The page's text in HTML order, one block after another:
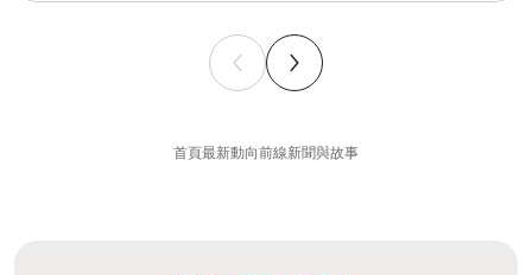
首頁最新動向前線新聞與故事